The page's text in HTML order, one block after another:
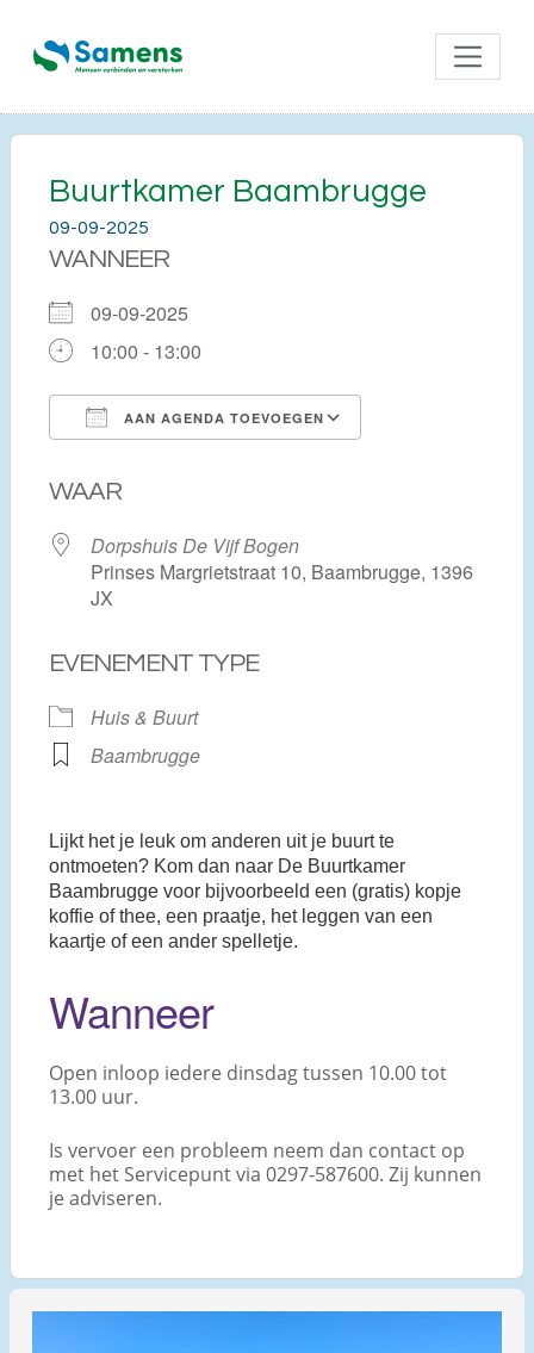
Buurtkamer Baambrugge
09-09-2025
WANNEER
09-09-2025
10:00 - 13:00
AAN AGENDA TOEVOEGEN
WAAR
Dorpshuis De Vijf Bogen
Prinses Margrietstraat 10, Baambrugge, 1396
JX
EVENEMENT TYPE
Huis & Buurt
Baambrugge
Lijkt het je leuk om anderen uit je buurt te
ontmoeten? Kom dan naar De Buurtkamer
Baambrugge voor bijvoorbeeld een (gratis) kopje
koffie of thee, een praatje, het leggen van een
kaartje of een ander spelletje.
Wanneer
Open inloop iedere dinsdag tussen 10.00 tot
13.00 uur.
Is vervoer een probleem neem dan contact op
met het Servicepunt via 0297-587600. Zij kunnen
je adviseren.